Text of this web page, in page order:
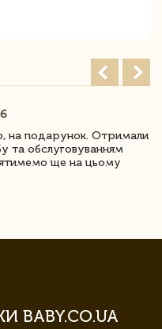
на подарунок. Отримали
та обслуговуванням
ще на цьому
BABY.CO.UA